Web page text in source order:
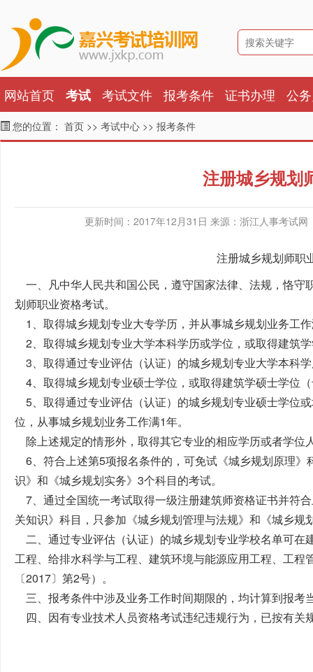
网站首页 考试 考试文件 报考条件 证书办理 公
您的位置： 首页 >> 考试中心 >> 报考条件
注册城乡规划
更新时间：2017年12月31日 来源：浙江人事考试网
注册城乡规划师职
一、凡中华人民共和国公民，遵守国家法律、法规，恪
划师职业资格考试。
1、取得城乡规划专业大专学历，并从事城乡规划业务工
2、取得城乡规划专业大学本科学历或学位，或取得建筑
3、取得通过专业评估（认证）的城乡规划专业大学本科
4、取得城乡规划专业硕士学位，或取得建筑学硕士学位
5、取得通过专业评估（认证）的城乡规划专业硕士学位
位，从事城乡规划业务工作满1年。
除上述规定的情形外，取得其它专业的相应学历或者学
6、符合上述第5项报名条件的，可免试《城乡规划原理
识》和《城乡规划实务》3个科目的考试。
7、通过全国统一考试取得一级注册建筑师资格证书并符
关知识》科目，只参加《城乡规划管理与法规》和《城乡
二、通过专业评估（认证）的城乡规划专业学校名单可
工程、给排水科学与工程、建筑环境与能源应用工程、工
〔2017〕第2号）。
三、报考条件中涉及业务工作时间期限的，均计算到报考
四、因有专业技术人员资格考试违纪违规行为，已按有